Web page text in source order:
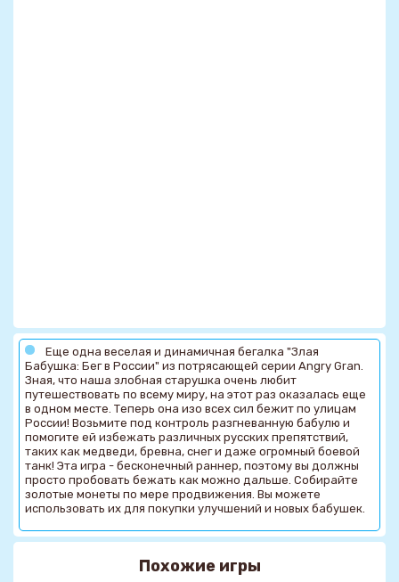
Еще одна веселая и динамичная бегалка "Злая
Бабушка: Бег в России" из потрясающей серии Angry Gran.
Зная, что наша злобная старушка очень любит
путешествовать по всему миру, на этот раз оказалась еще
в одном месте. Теперь она изо всех сил бежит по улицам
России! Возьмите под контроль разгневанную бабулю и
помогите ей избежать различных русских препятствий,
таких как медведи, бревна, снег и даже огромный боевой
танк! Эта игра - бесконечный раннер, поэтому вы должны
просто пробовать бежать как можно дальше. Собирайте
золотые монеты по мере продвижения. Вы можете
использовать их для покупки улучшений и новых бабушек.
Похожие игры